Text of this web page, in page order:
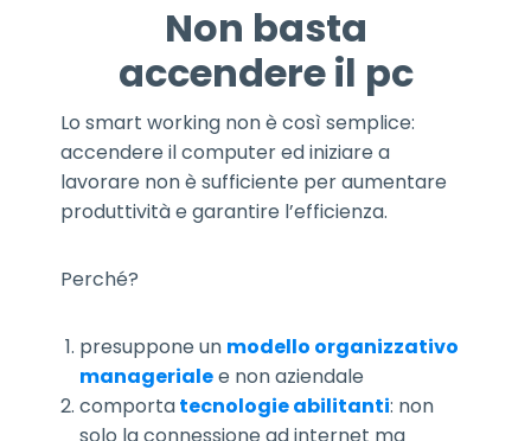
Non basta
accendere il pc
Lo smart working non è così semplice:
accendere il computer ed iniziare a
lavorare non è sufficiente per aumentare
produttività e garantire l’efficienza.
Perché?
presuppone un modello organizzativo
managerialee non aziendale
comportatecnologie abilitanti: non